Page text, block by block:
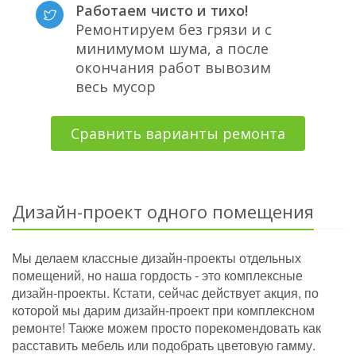
Работаем чисто и тихо!
Ремонтируем без грязи и с
минимумом шума, а после
окончания работ вывозим
весь мусор
Сравнить варианты ремонта
Дизайн-проект одного помещения
Мы делаем классные дизайн-проекты отдельных
помещений, но наша гордость - это комплексные
дизайн-проекты. Кстати, сейчас действует акция, по
которой мы дарим дизайн-проект при комплексном
ремонте! Также можем просто порекомендовать как
расставить мебель или подобрать цветовую гамму.